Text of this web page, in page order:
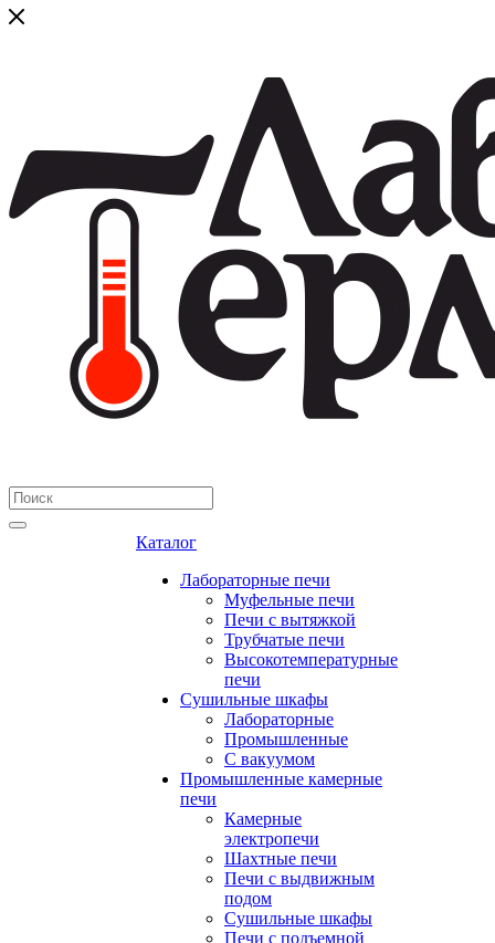
Каталог
Лабораторные печи
Муфельные печи
Печи с вытяжкой
Трубчатые печи
Высокотемпературные
печи
Сушильные шкафы
Лабораторные
Промышленные
С вакуумом
Промышленные камерные
печи
Камерные
электропечи
Шахтные печи
Печи с выдвижным
подом
Сушильные шкафы
Печи с подъемной